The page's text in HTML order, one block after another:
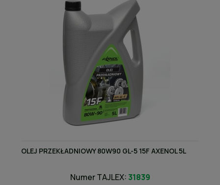
OLEJ PRZEKŁADNIOWY 80W90 GL-5 15F AXENOL 5L
Numer TAJLEX:31839